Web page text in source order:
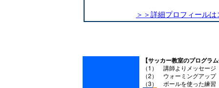
＞＞詳細プロフィールは
【サッカー教室のプログラ
（1） 講師よりメッセージ
（2） ウォーミングアップ
（3） ボールを使った練習